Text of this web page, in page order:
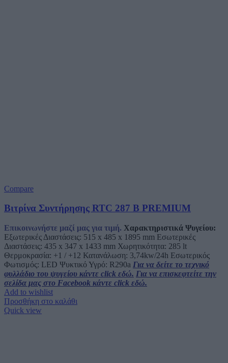
Compare
Βιτρίνα Συντήρησης RTC 287 B PREMIUM
Επικοινωνήστε μαζί μας για τιμή. Χαρακτηριστικά Ψυγείου:
Εξωτερικές Διαστάσεις: 515 x 485 x 1895 mm Εσωτερικές
Διαστάσεις: 435 x 347 x 1433 mm Χωρητικότητα: 285 lt
Θερμοκρασία: +1 / +12 Κατανάλωση: 3,74kw/24h Εσωτερικός
Φωτισμός: LED Ψυκτικό Υγρό: R290a Για να δείτε το τεχνικό
φυλλάδιο του ψυγείου κάντε click εδώ. Για να επισκεφτείτε την
σελίδα μας στο Facebook κάντε click εδώ.
Add to wishlist
Προσθήκη στο καλάθι
Quick view